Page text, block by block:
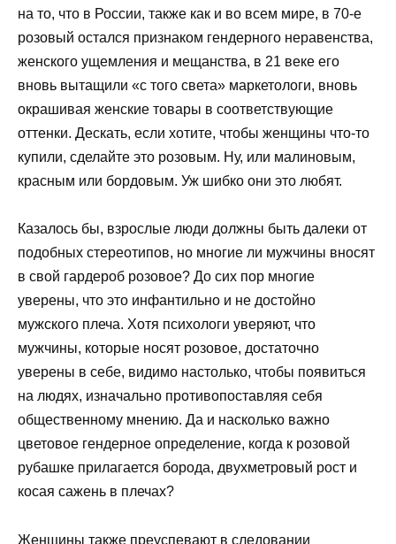
на то, что в России, также как и во всем мире, в 70-е
розовый остался признаком гендерного неравенства,
женского ущемления и мещанства, в 21 веке его
вновь вытащили «с того света» маркетологи, вновь
окрашивая женские товары в соответствующие
оттенки. Дескать, если хотите, чтобы женщины что-то
купили, сделайте это розовым. Ну, или малиновым,
красным или бордовым. Уж шибко они это любят.
Казалось бы, взрослые люди должны быть далеки от
подобных стереотипов, но многие ли мужчины вносят
в свой гардероб розовое? До сих пор многие
уверены, что это инфантильно и не достойно
мужского плеча. Хотя психологи уверяют, что
мужчины, которые носят розовое, достаточно
уверены в себе, видимо настолько, чтобы появиться
на людях, изначально противопоставляя себя
общественному мнению. Да и насколько важно
цветовое гендерное определение, когда к розовой
рубашке прилагается борода, двухметровый рост и
косая сажень в плечах?
Женщины также преуспевают в следовании